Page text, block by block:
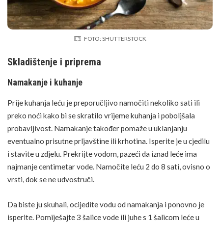
FOTO: SHUTTERSTOCK
Skladištenje i priprema
Namakanje i kuhanje
Prije kuhanja leću je preporučljivo namočiti nekoliko sati ili
preko noći kako bi se skratilo vrijeme kuhanja i poboljšala
probavljivost. Namakanje također pomaže u uklanjanju
eventualno prisutne prljavštine ili krhotina. Isperite je u cjedilu
i stavite u zdjelu. Prekrijte vodom, pazeći da iznad leće ima
najmanje centimetar vode. Namočite leću 2 do 8 sati, ovisno o
vrsti, dok se ne udvostruči.
Da biste ju skuhali, ocijedite vodu od namakanja i ponovno je
isperite. Pomiješajte 3 šalice vode ili juhe s 1 šalicom leće u